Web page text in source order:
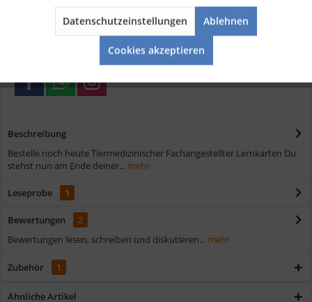
Kostenloser Versand ab € 35,- Bestellwert
Schnelle Lieferung
Verschiedene Zahlungsmöglichkeiten
Beschreibung
Bestelle noch heute Tiermedizinischer Fachangestellter Lernkarten Du
stehst nun am Ende deiner... mehr
Leseprobe 1
Bewertungen
2
Bewertungen lesen, schreiben und diskutieren... mehr
Zubehör 1
Ähnliche Artikel
Datenschutzeinstellungen Ablehnen
Cookies akzeptieren